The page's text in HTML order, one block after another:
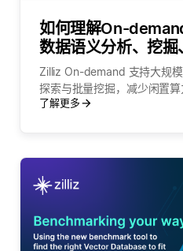
如何理解On-
数据语义分析、挖掘
要它？
Zilliz On-demand 支持大规
探索与批量挖掘，减少闲置算
了解更多